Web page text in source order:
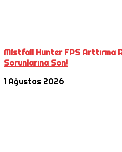
Mistfall Hunter FPS Arttırma
Sorunlarına Son!
1 Ağustos 2026